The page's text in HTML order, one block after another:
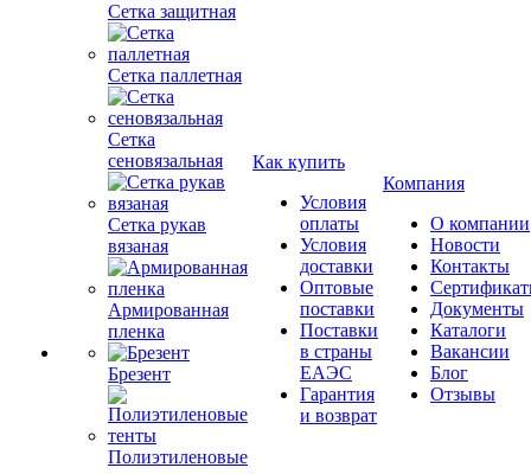
Сетка защитная
Сетка паллетная
Сетка
сеновязальная
Сетка рукав
вязаная
Армированная
пленка
Брезент
Полиэтиленовые
Как купить
Условия
оплаты
Условия
доставки
Оптовые
поставки
Поставки
в страны
ЕАЭС
Гарантия
и возврат
Компания
О компании
Новости
Контакты
Документы
Каталоги
Вакансии
Блог
Отзывы